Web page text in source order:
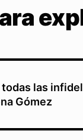
todas las
Gómez